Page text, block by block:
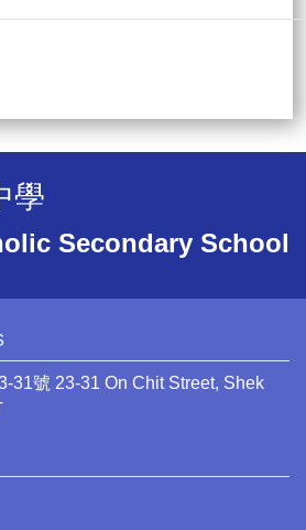
學
Secondary School
31號 23-31 On Chit Street, Shek